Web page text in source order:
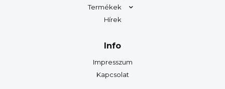
Termékek
Hírek
Info
Impresszum
Kapcsolat